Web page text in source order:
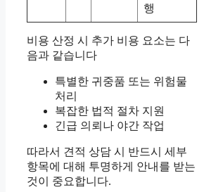
행
비용 산정 시 추가 비용 요소는 다
음과 같습니다
특별한 귀중품 또는 위험물
처리
복잡한 법적 절차 지원
긴급 의뢰나 야간 작업
따라서 견적 상담 시 반드시 세부
항목에 대해 투명하게 안내를 받는
것이 중요합니다.